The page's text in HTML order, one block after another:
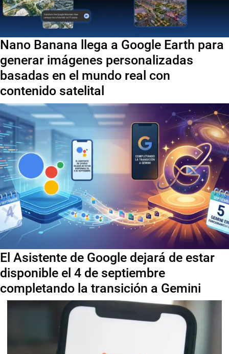
Nano Banana llega a Google Earth para
generar imágenes personalizadas
basadas en el mundo real con
contenido satelital
El Asistente de Google dejará de estar
disponible el 4 de septiembre
completando la transición a Gemini